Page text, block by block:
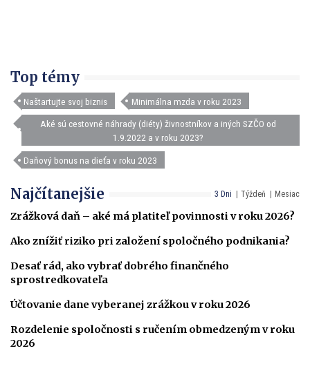
Top témy
Naštartujte svoj biznis Minimálna mzda v roku 2023
Aké sú cestovné náhrady (diéty) živnostníkov a iných SZČO od
1.9.2022 a v roku 2023?
Daňový bonus na dieťa v roku 2023
3 Dni Týždeň Mesiac
Najčítanejšie
Zrážková daň – aké má platiteľ povinnosti v roku 2026?
Ako znížiť riziko pri založení spoločného podnikania?
Desať rád, ako vybrať dobrého finančného
sprostredkovateľa
Účtovanie dane vyberanej zrážkou v roku 2026
Rozdelenie spoločnosti s ručením obmedzeným v roku
2026